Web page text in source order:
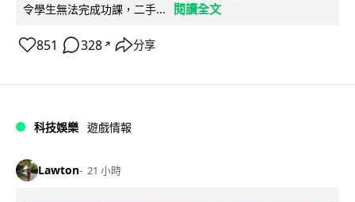
令學生無法完成功課，二手...
閱讀全文
851 328 ↗ 分享
科技娛樂 遊戲情報
Lawton 21 小時